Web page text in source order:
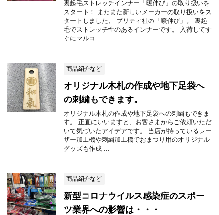
裏起毛ストレッチインナー「暖伸び」の取り扱いを
スタート！ またまた新しいメーカーの取り扱いをス
タートしました。 プリティ社の「暖伸び」。 裏起
毛でストレッチ性のあるインナーです。 入荷してす
ぐにマルコ ...
商品紹介など
オリジナル木札の作成や地下足袋へ
の刺繍もできます。
オリジナル木札の作成や地下足袋への刺繍もできま
す。 正直にいいますと、お客さまからご依頼いただ
いて気づいたアイデアです。 当店が持っているレー
ザー加工機や刺繍加工機でおまつり用のオリジナル
グッズも作成 ...
商品紹介など
新型コロナウイルス感染症のスポー
ツ業界への影響は・・・